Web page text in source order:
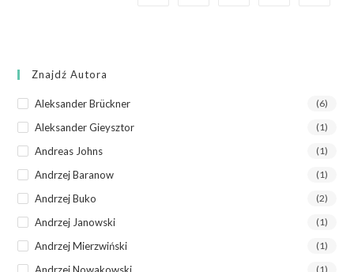
Znajdź Autora
Aleksander Brückner (6)
Aleksander Gieysztor (1)
Andreas Johns (1)
Andrzej Baranow (1)
Andrzej Buko (2)
Andrzej Janowski (1)
Andrzej Mierzwiński (1)
Andrzej Nowakowski (1)